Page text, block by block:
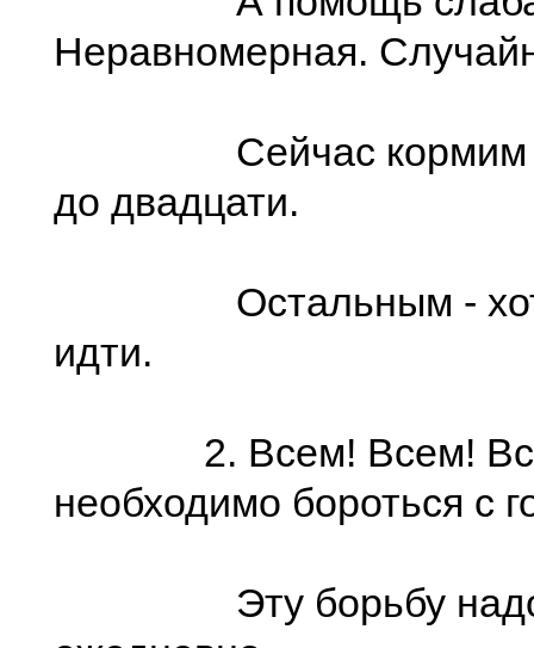
Неравномерная.
Сейчас кормим
до двадцати.
Остальным - хоть
идти.
2. Всем! Всем!
необходимо бороться с
Эту борьбу надо